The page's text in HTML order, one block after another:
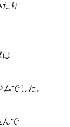
り
は
でした。
んで